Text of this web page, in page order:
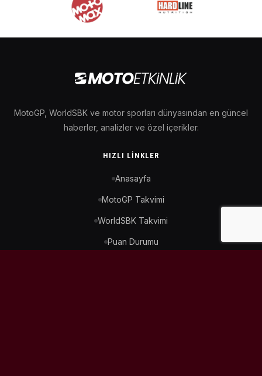
MotoGP, WorldSBK ve motor sporları dünyasından en güncel
haberler, analizler ve özel içerikler.
HIZLI LINKLER
Anasayfa
MotoGP Takvimi
WorldSBK Takvimi
Puan Durumu